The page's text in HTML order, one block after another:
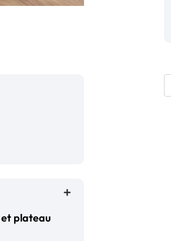
plateau